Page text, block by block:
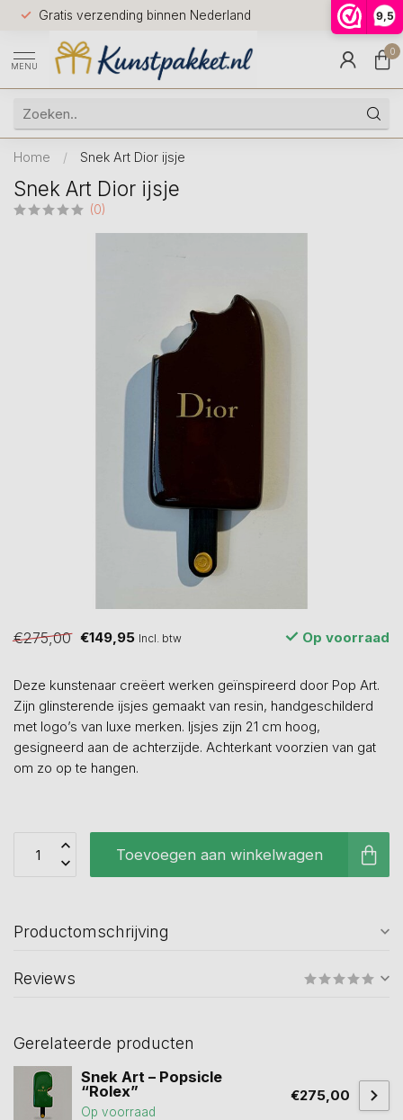
9,5
Gratis verzending binnen Nederland
Voor
huis
9.5
MENU
0
Home / Snek Art Dior ijsje
Snek Art Dior ijsje
(0)
€275,00 €149,95 Incl. btw Op voorraad
Deze kunstenaar creëert werken geïnspireerd door Pop Art.
Zijn glinsterende ijsjes gemaakt van resin, handgeschilderd
met logo’s van luxe merken. Ijsjes zijn 21 cm hoog,
gesigneerd aan de achterzijde. Achterkant voorzien van gat
om zo op te hangen.
Toevoegen aan winkelwagen
Productomschrijving
Reviews
Gerelateerde producten
Snek Art – Popsicle
“Rolex”
Op voorraad
€275,00